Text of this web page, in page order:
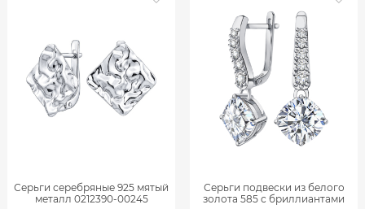
Серьги серебряные 925 мятый
металл 0212390-00245
Серьги подвески из белого
золота 585 с бриллиантами